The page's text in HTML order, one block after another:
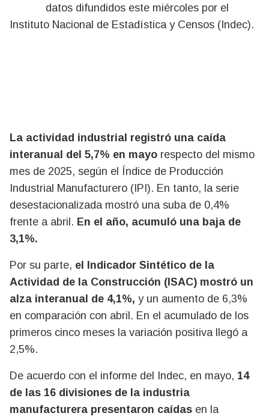
datos difundidos este miércoles por el
Instituto Nacional de Estadística y Censos (Indec).
La actividad industrial registró una caída
interanual del 5,7% en mayo respecto del mismo
mes de 2025, según el Índice de Producción
Industrial Manufacturero (IPI). En tanto, la serie
desestacionalizada mostró una suba de 0,4%
frente a abril. En el año, acumuló una baja de
3,1%.
Por su parte, el Indicador Sintético de la
Actividad de la Construcción (ISAC) mostró un
alza interanual de 4,1%, y un aumento de 6,3%
en comparación con abril. En el acumulado de los
primeros cinco meses la variación positiva llegó a
2,5%.
De acuerdo con el informe del Indec, en mayo, 14
de las 16 divisiones de la industria
manufacturera presentaron caídas en la